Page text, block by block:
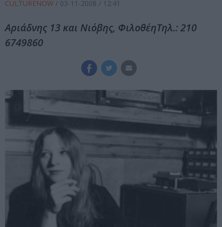
CULTURENOW / 03-11-2008 / 12:41
Αριάδνης 13 και Νιόβης, ΦιλοθέηΤηλ.: 210
6749860